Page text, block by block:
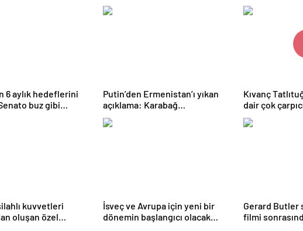
6 aylık hedeflerini
buz gibi…
Putin’den Ermenistan’ı yıkan
açıklama: Karabağ
Azerbaycan’ın ayrılmaz bir
parçasıdır!
Kıvanç
dair çok
kuvvetleri
oluşan özel
İsveç ve Avrupa için yeni bir
dönemin başlangıcı olacak
Gerard Butler
filmi